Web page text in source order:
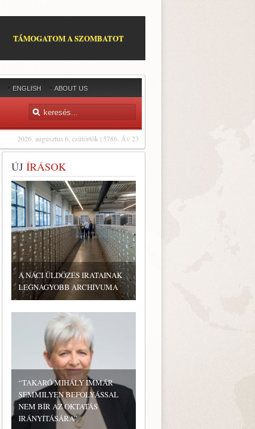
TÁMOGATOM A SZOMBATOT
ENGLISH ABOUT US
2026. augusztus 6, csütörtök | 5786. Áv 23
ÚJ ÍRÁSOK
A NÁCI ÜLDÖZÉS IRATAINAK
LEGNAGYOBB ARCHÍVUMA
“TAKARÓ MIHÁLY IMMÁR
SEMMILYEN BEFOLYÁSSAL
NEM BÍR AZ OKTATÁS
IRÁNYÍTÁSÁRA”